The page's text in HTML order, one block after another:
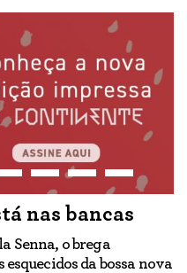
nas bancas
Senna, o brega
da bossa nova